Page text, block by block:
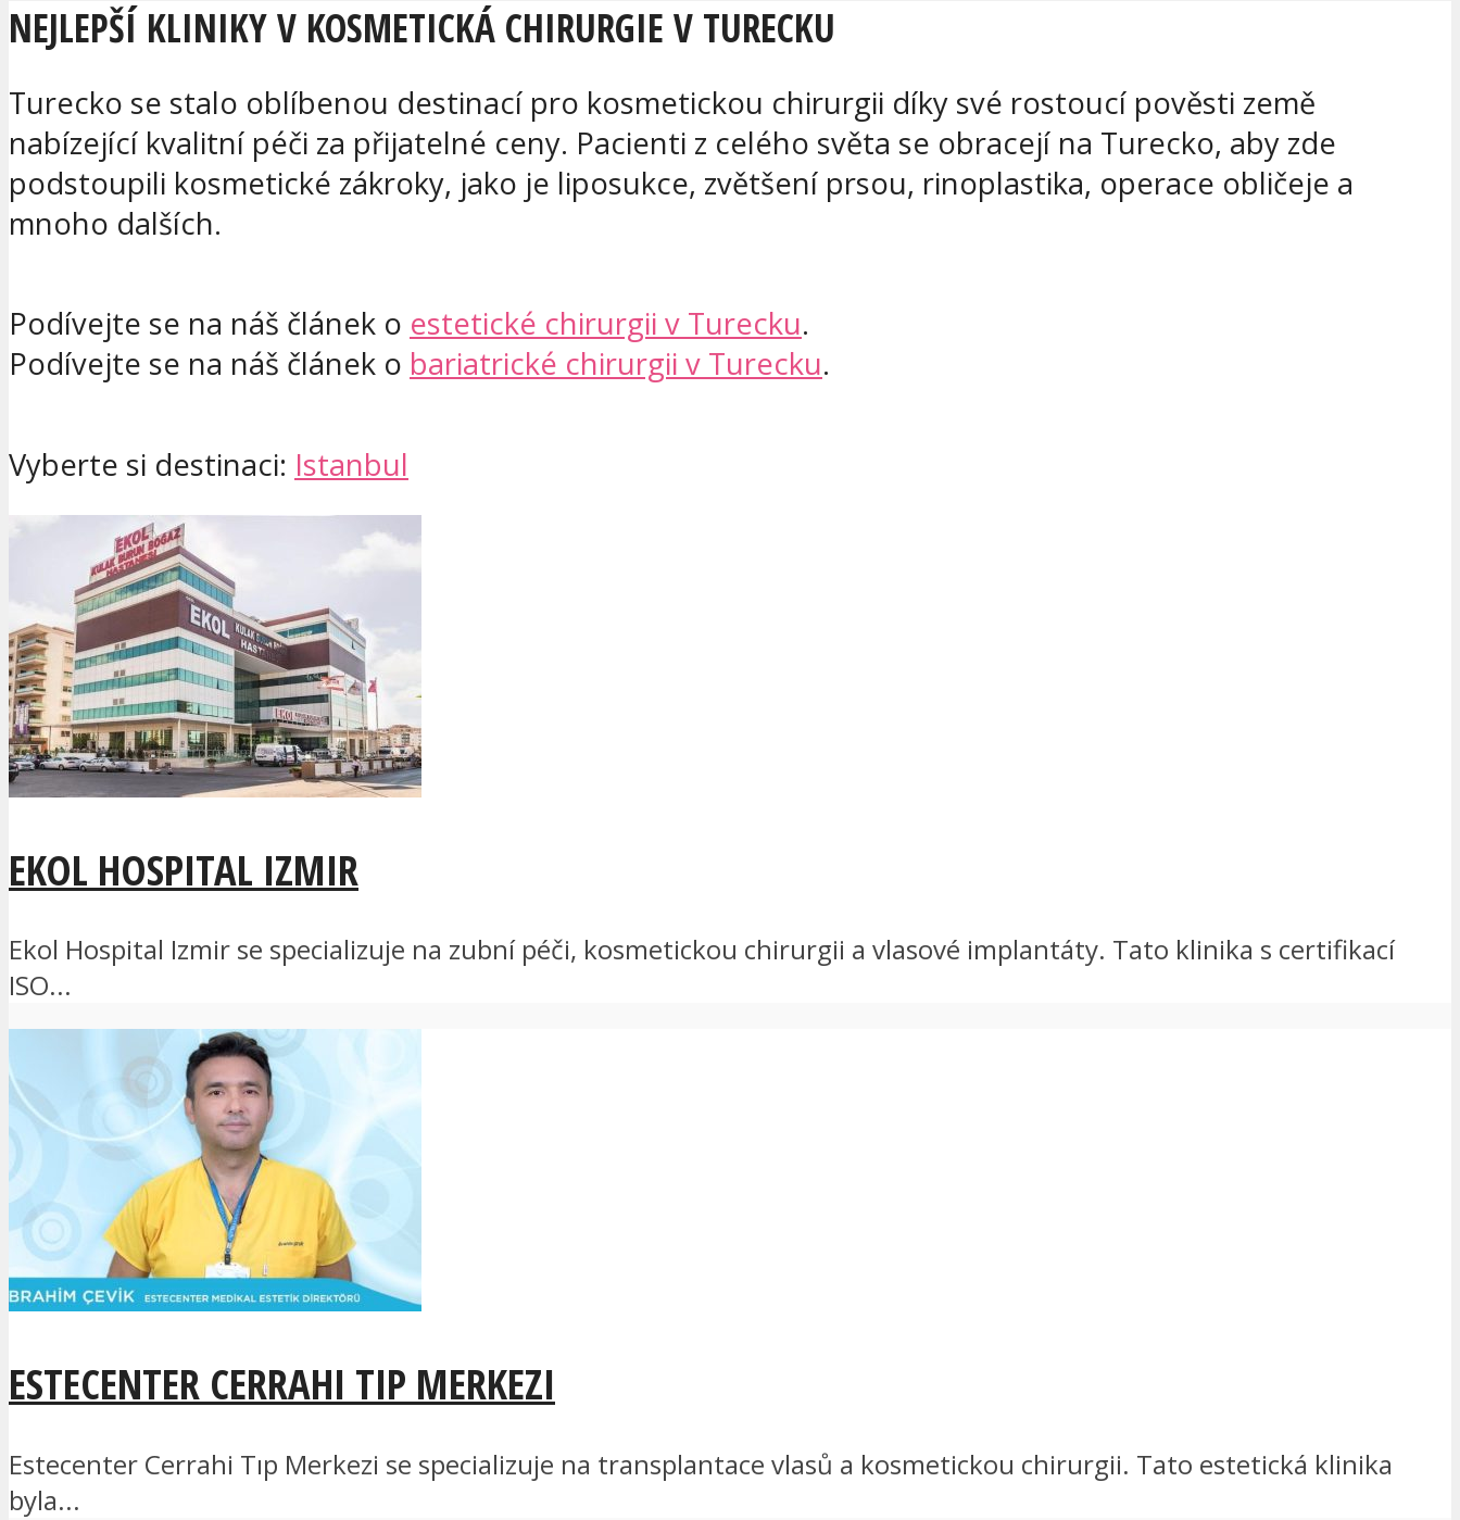
NEJLEPŠÍ KLINIKY V KOSMETICKÁ CHIRURGIE V TURECKU
Turecko se stalo oblíbenou destinací pro kosmetickou chirurgii díky své rostoucí pověsti země
nabízející kvalitní péči za přijatelné ceny. Pacienti z celého světa se obracejí na Turecko, aby zde
podstoupili kosmetické zákroky, jako je liposukce, zvětšení prsou, rinoplastika, operace obličeje a
mnoho dalších.
Podívejte se na náš článek o estetické chirurgii v Turecku.
Podívejte se na náš článek o bariatrické chirurgii v Turecku.
Vyberte si destinaci: Istanbul
EKOL HOSPITAL IZMIR
Ekol Hospital Izmir se specializuje na zubní péči, kosmetickou chirurgii a vlasové implantáty. Tato klinika s certifikací
ISO...
ESTECENTER CERRAHI TIP MERKEZI
Estecenter Cerrahi Tıp Merkezi se specializuje na transplantace vlasů a kosmetickou chirurgii. Tato estetická klinika
byla...